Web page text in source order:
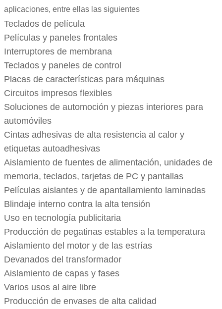
aplicaciones, entre ellas las siguientes
Teclados de película
Películas y paneles frontales
Interruptores de membrana
Teclados y paneles de control
Placas de características para máquinas
Circuitos impresos flexibles
Soluciones de automoción y piezas interiores para
automóviles
Cintas adhesivas de alta resistencia al calor y
etiquetas autoadhesivas
Aislamiento de fuentes de alimentación, unidades de
memoria, teclados, tarjetas de PC y pantallas
Películas aislantes y de apantallamiento laminadas
Blindaje interno contra la alta tensión
Uso en tecnología publicitaria
Producción de pegatinas estables a la temperatura
Aislamiento del motor y de las estrías
Devanados del transformador
Aislamiento de capas y fases
Varios usos al aire libre
Producción de envases de alta calidad